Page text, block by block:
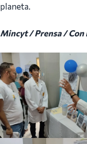
planeta.
Mincyt / Prensa /